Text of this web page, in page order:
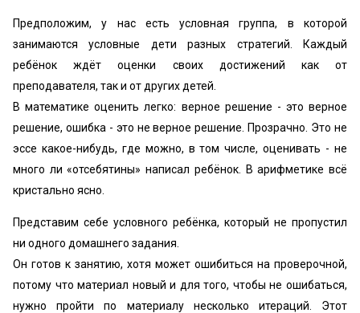
Предположим, у нас есть условная группа, в которой
занимаются условные дети разных стратегий. Каждый
ребёнок ждёт оценки своих достижений как от
преподавателя, так и от других детей.
В математике оценить легко: верное решение - это верное
решение, ошибка - это не верное решение. Прозрачно. Это не
эссе какое-нибудь, где можно, в том числе, оценивать - не
много ли «‎отсебятины» написал ребёнок. В арифметике всё
кристально ясно.
Представим себе условного ребёнка, который не пропустил
ни одного домашнего задания.
Он готов к занятию, хотя может ошибиться на проверочной,
потому что материал новый и для того, чтобы не ошибаться,
нужно пройти по материалу несколько итераций. Этот